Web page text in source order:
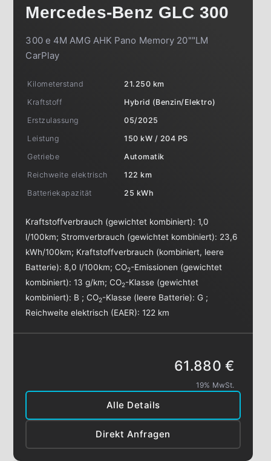
Mercedes-Benz GLC 300
300 e 4M AMG AHK Pano Memory 20""LM
CarPlay
Kilometerstand
21.250 km
Kraftstoff
Hybrid (Benzin/Elektro)
Erstzulassung
05/2025
Leistung
150 kW / 204 PS
Getriebe
Automatik
Reichweite elektrisch
122 km
Batteriekapazität
25 kWh
Kraftstoffverbrauch (gewichtet kombiniert):1,0
l/100km; Stromverbrauch (gewichtet kombiniert): 23,6
kWh/100km; Kraftstoffverbrauch (kombiniert, leere
Batterie):8,0 l/100km;CO2-Emissionen (gewichtet
kombiniert):13 g/km;CO2-Klasse (gewichtet
kombiniert): B ;CO2-Klasse (leere Batterie):G ;
Reichweite elektrisch (EAER):122 km
Alle Details
Direkt Anfragen
61.880 €
19% MwSt.